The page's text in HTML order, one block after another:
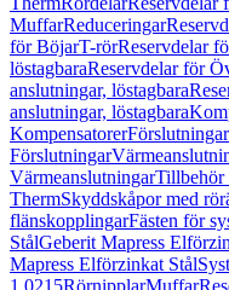
MuffarReduceringar
för BöjarT-rörReservdelar
löstagbaraReservdelar för
anslutningar, löstagbara
anslutningar, löstagbara
KompensatorerFörslutningar
Förslutningar
VärmeanslutningarTillbehör
ThermSkyddskåpor med
flänskopplingarFästen för
StålGeberit Mapress
Mapress Elförzinkat Stål
1.0215RörnipplarMuffar